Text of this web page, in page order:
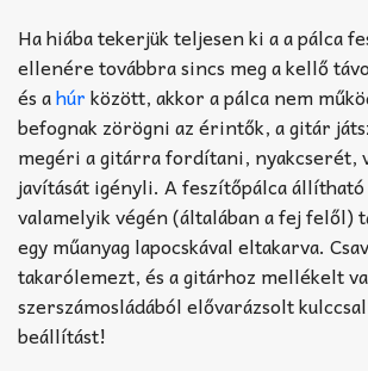
Ha hiába tekerjük teljesen ki a a pálca
ellenére továbbra sincs meg a kellő
és ahúrközött, akkor a pálca nem
befognak zörögni az érintők, a gitár
megéri a gitárra fordítani, nyakcserét,
javítását igényli. A feszítőpálca állítható
valamelyik végén (általában a fej felől)
egy műanyag lapocskával eltakarva.
takarólemezt, és a gitárhoz mellékelt
szerszámosládából elővarázsolt
beállítást!